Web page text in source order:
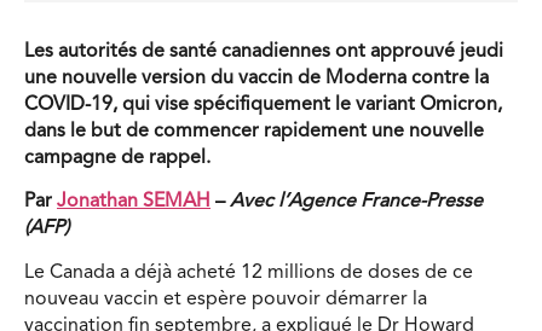
Les autorités de santé canadiennes ont approuvé jeudi
une nouvelle version du vaccin de Moderna contre la
COVID-19, qui vise spécifiquement le variant Omicron,
dans le but de commencer rapidement une nouvelle
campagne de rappel.
Par Jonathan SEMAH –Avec l’Agence France-Presse
(AFP)
Le Canada a déjà acheté 12 millions de doses de ce
nouveau vaccin et espère pouvoir démarrer la
vaccination fin septembre, a expliqué le Dr Howard